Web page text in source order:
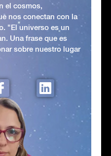
el cosmos,
nos conectan con la
"El universo es un
Una frase que es
sobre nuestro lugar